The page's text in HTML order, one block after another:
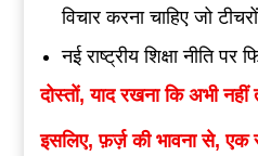
विचार करना चाहिए जो
नई राष्ट्रीय शिक्षा नीति पर
दोस्तों,याद रखना कि अभी नहीं
इसलिए,फ़र्ज़ की भावना से,एक